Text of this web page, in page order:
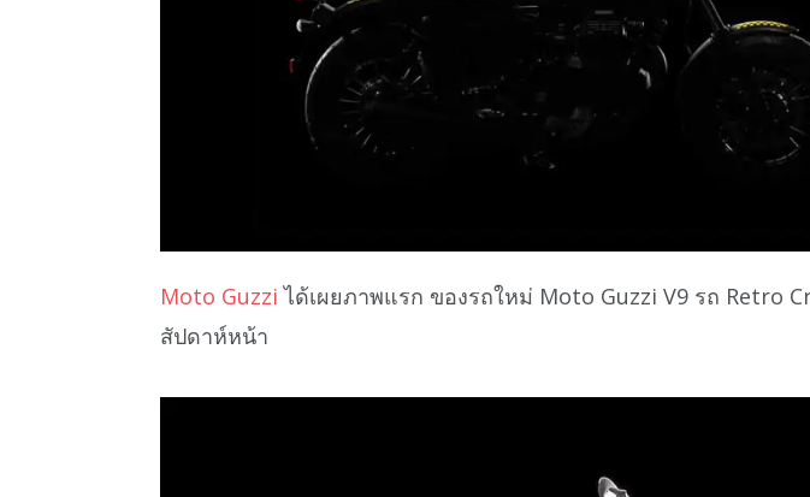
Moto Guzzi ได้เผยภาพแรก ของรถใหม่ Moto Guzzi V9 รถ Retro
สัปดาห์หน้า